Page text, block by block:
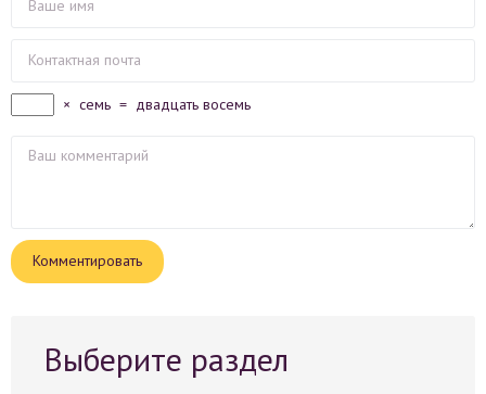
× семь = двадцать восемь
Выберите раздел